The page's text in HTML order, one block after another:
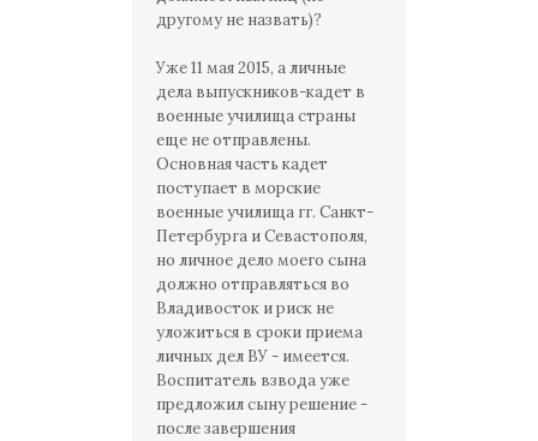
другому не назвать)?
Уже 11 мая 2015, а личные
дела выпускников-кадет в
военные училища страны
еще не отправлены.
Основная часть кадет
поступает в морские
военные училища гг. Санкт-
Петербурга и Севастополя,
но личное дело моего сына
должно отправляться во
Владивосток и риск не
уложиться в сроки приема
личных дел ВУ - имеется.
Воспитатель взвода уже
предложил сыну решение -
после завершения